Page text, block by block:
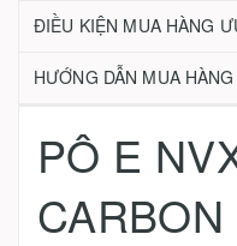
ĐIỀU KIỆN MUA HÀNG
HƯỚNG DẪN MUA HÀNG
PÔ E
CARBON